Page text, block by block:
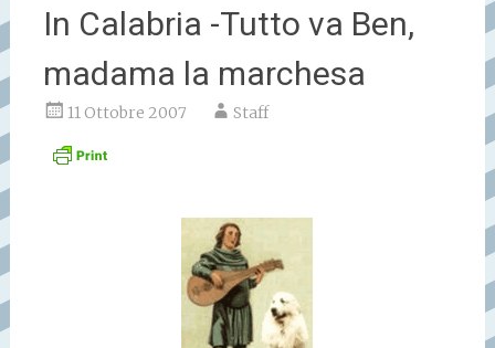
In Calabria -Tutto va Ben,
madama la marchesa
11 Ottobre 2007 Staff